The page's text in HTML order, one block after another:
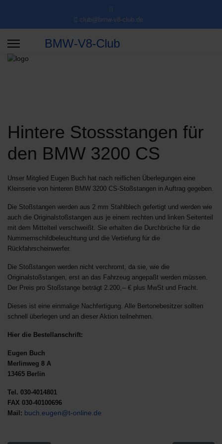
club@bmw-v8-club.de
BMW-V8-Club
Hintere Stossstangen für
den BMW 3200 CS
Unser Mitglied Eugen Buch hat nach reiflichen Überlegungen eine
Kleinserie von hinteren BMW 3200 CS-Stoßstangen in Auftrag gegeben.
Die Stoßstangen werden aus 2 mm Stahlblech gefertigt und werden wie
auch die Originalstoßstangen aus je einem rechten und linken Seitenteil
mit dem Mittelteil verschweißt. Sie erhalten die Durchbrüche für die
Nummernschildbeleuchtung und die Vertiefung für die
Rückfahrscheinwerfer.
Die Stoßstangen werden nicht verchromt, da sie, wie die
Originalstoßstangen, erst an das Fahrzeug angepaßt werden müssen.
Der Preis pro Stoßstange beträgt 2.200,-- € plus MwSt und Fracht.
Dieses ist eine einmalige Nachfertigung. Alle Bertonebesitzer sollten
schnell überlegen und an dieser Aktion teilnehmen.
Hier die Bestellanschrift:
Eugen Buch
Merlinweg 8 A
13465 Berlin
Tel. 030-4014801
FAX 030-40100696
Mail: buch.eugen@t-online.de